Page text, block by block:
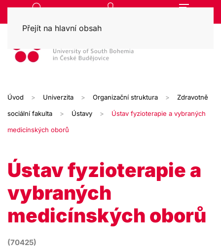
Přejít na hlavní obsah
Úvod Univerzita Organizační struktura Zdravotně
sociální fakulta Ústavy Ústav fyzioterapie a vybraných
medicínských oborů
Ústav fyzioterapie a
vybraných
medicínských oborů
(70425)